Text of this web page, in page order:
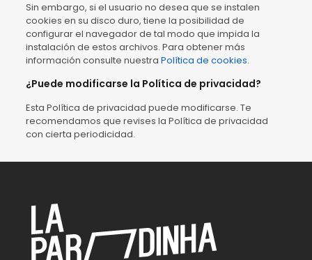
Sin embargo, si el usuario no desea que se instalen
cookies en su disco duro, tiene la posibilidad de
configurar el navegador de tal modo que impida la
instalación de estos archivos. Para obtener más
información consulte nuestra Política de cookies.
¿Puede modificarse la Política de privacidad?
Esta Política de privacidad puede modificarse. Te
recomendamos que revises la Política de privacidad
con cierta periodicidad.